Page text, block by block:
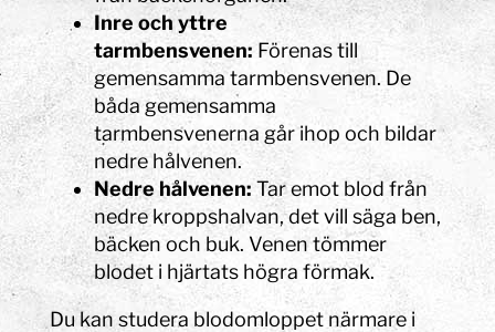
Inre och yttre
tarmbensvenen:Förenas till
gemensamma tarmbensvenen. De
båda gemensamma
tarmbensvenerna går ihop och bildar
nedre hålvenen.
Nedre hålvenen: Tar emot blod från
nedre kroppshalvan, det vill säga ben,
bäcken och buk. Venen tömmer
blodet i hjärtats högra förmak.
Du kan studera blodomloppet närmare i